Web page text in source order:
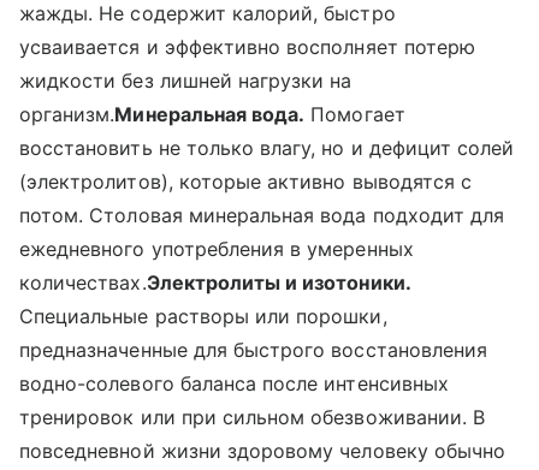
жажды. Не содержит калорий, быстро
усваивается и эффективно восполняет потерю
жидкости без лишней нагрузки на
организм.Минеральная вода. Помогает
восстановить не только влагу, но и дефицит солей
(электролитов), которые активно выводятся с
потом. Столовая минеральная вода подходит для
ежедневного употребления в умеренных
количествах.Электролиты и изотоники.
Специальные растворы или порошки,
предназначенные для быстрого восстановления
водно-солевого баланса после интенсивных
тренировок или при сильном обезвоживании. В
повседневной жизни здоровому человеку обычно